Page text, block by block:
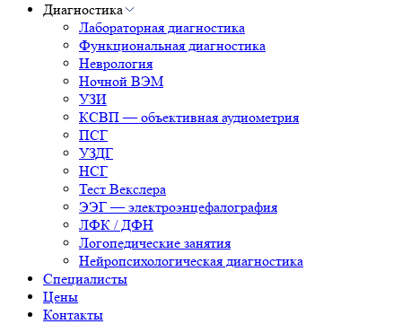
Диагностика
Лабораторная диагностика
Функциональная диагностика
Неврология
Ночной ВЭМ
УЗИ
КСВП — объективная аудиометрия
ПСГ
УЗДГ
НСГ
Тест Векслера
ЭЭГ — электроэнцефалография
ЛФК / ДФН
Логопедические занятия
Нейропсихологическая диагностика
Специалисты
Цены
Контакты